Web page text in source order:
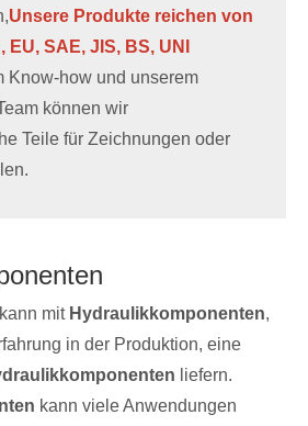
Unsere Produkte reichen von
EU, SAE, JIS, BS, UNI
Know-how und unserem
können wir
Teile für Zeichnungen oder
kann mit Hydraulikkomponenten,
in der Produktion, eine
liefern.
kann viele Anwendungen